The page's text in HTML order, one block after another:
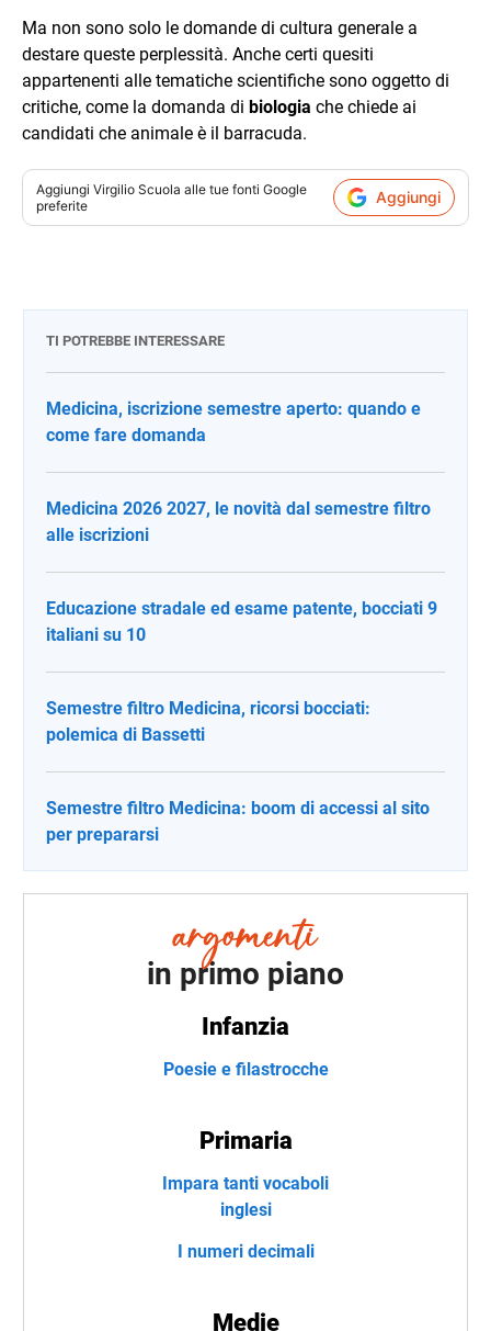
Ma non sono solo le domande di cultura generale a
destare queste perplessità. Anche certi quesiti
appartenenti alle tematiche scientifiche sono oggetto di
critiche, come la domanda di biologia che chiede ai
candidati che animale è il barracuda.
Aggiungi Virgilio Scuola alle tue fonti Google
preferite
Aggiungi
TI POTREBBE INTERESSARE
Medicina, iscrizione semestre aperto: quando e
come fare domanda
Medicina 2026 2027, le novità dal semestre filtro
alle iscrizioni
Educazione stradale ed esame patente, bocciati 9
italiani su 10
Semestre filtro Medicina, ricorsi bocciati:
polemica di Bassetti
Semestre filtro Medicina: boom di accessi al sito
per prepararsi
in primo piano
Infanzia
Poesie e filastrocche
Primaria
Impara tanti vocaboli
inglesi
I numeri decimali
Medie